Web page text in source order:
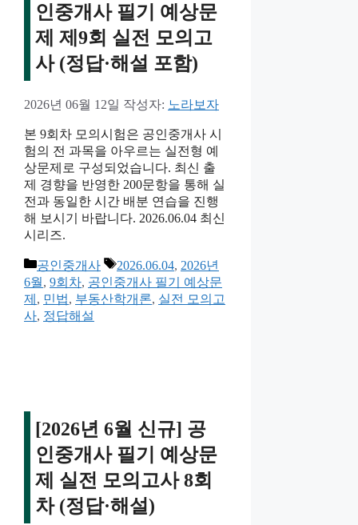
인중개사 필기 예상문
제 제9회 실전 모의고
사 (정답·해설 포함)
2026년 06월 12일 작성자: 노라보자
본 9회차 모의시험은 공인중개사 시
험의 전 과목을 아우르는 실전형 예
상문제로 구성되었습니다. 최신 출
제 경향을 반영한 200문항을 통해 실
전과 동일한 시간 배분 연습을 진행
해 보시기 바랍니다. 2026.06.04 최신
시리즈.
카
테
고
리
공인중개사
태
그
2026.06.04, 2026년
6월, 9회차, 공인중개사 필기 예상문
제 , 민법, 부동산학개론, 실전 모의고
사, 정답해설
[2026년 6월 신규] 공
인중개사 필기 예상문
제 실전 모의고사 8회
차 (정답·해설)